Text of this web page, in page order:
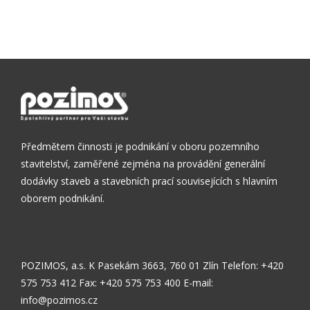
Předmětem činnosti je podnikání v oboru pozemního
stavitelství, zaměřené zejména na provádění generální
dodávky staveb a stavebních prací souvisejících s hlavním
oborem podnikání.
POZIMOS, a.s. K Pasekám 3663, 760 01 Zlín Telefon: +420
575 753 412 Fax: +420 575 753 400 E-mail:
info@pozimos.cz